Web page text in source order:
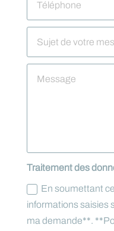
Traitement des
En soumettant
informations saisies
ma demande**.